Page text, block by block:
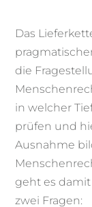
Das
die
in welcher
prüfen und
Ausnahme
geht es
zwei Fragen: